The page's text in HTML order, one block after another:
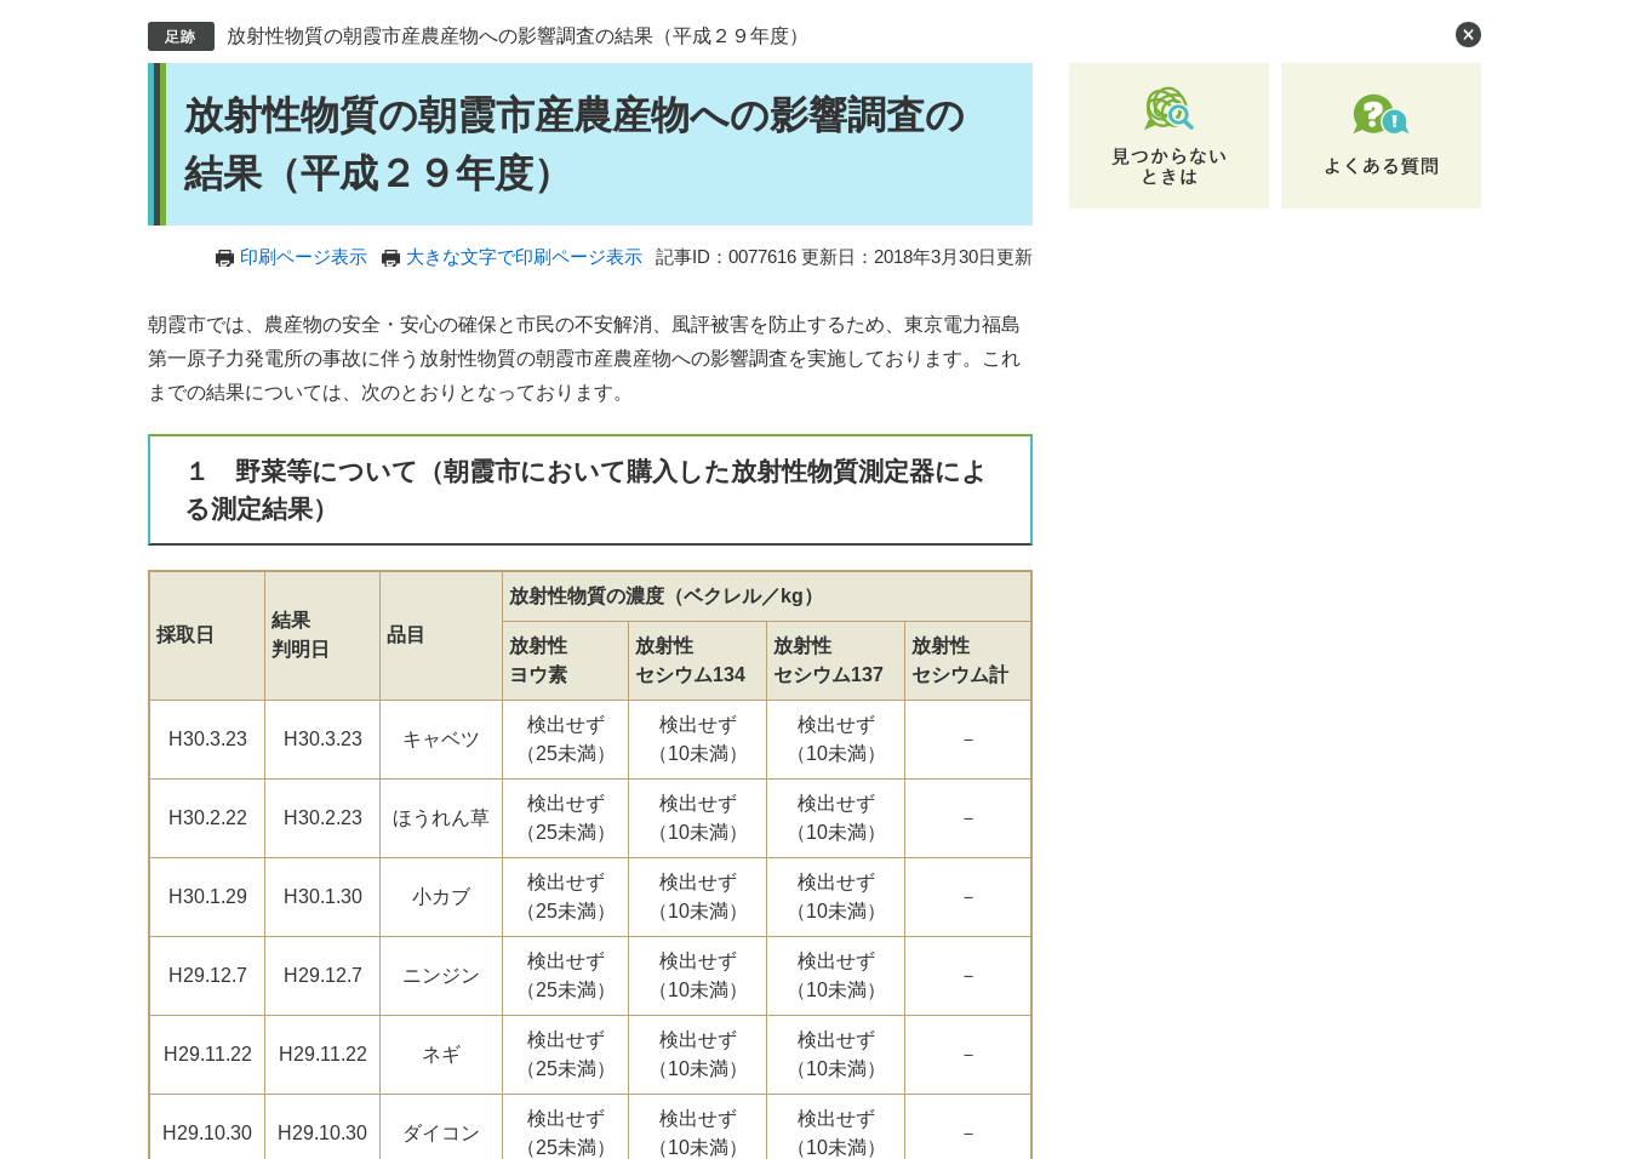
放射性物質の朝霞市産農産物への影響調査の結果（平成２９年度）
放射性物質の朝霞市産農産物への影響調査の
結果（平成２９年度）
印刷ページ表示 大きな文字で印刷ページ表示 記事ID：0077616 更新日：2018年3月30日更新
朝霞市では、農産物の安全・安心の確保と市民の不安解消、風評被害を防止するため、東京電力福島
第一原子力発電所の事故に伴う放射性物質の朝霞市産農産物への影響調査を実施しております。これ
までの結果については、次のとおりとなっております。
１ 野菜等について（朝霞市において購入した放射性物質測定器によ
る測定結果）
採取日
結果
判明日
品目
放射性物質の濃度（ベクレル／kg）
放射性
ヨウ素
放射性
セシウム134
放射性
セシウム137
放射性
セシウム計
H30.3.23 H30.3.23 キャベツ
検出せず
（25未満）
検出せず
（10未満）
検出せず
（10未満）
－
H30.2.22 H30.2.23 ほうれん草
検出せず
（25未満）
検出せず
（10未満）
検出せず
（10未満）
－
H30.1.29 H30.1.30 小カブ
検出せず
（25未満）
検出せず
（10未満）
検出せず
（10未満）
－
H29.12.7 H29.12.7 ニンジン
検出せず
（25未満）
検出せず
（10未満）
検出せず
（10未満）
－
H29.11.22 H29.11.22 ネギ
検出せず
（25未満）
検出せず
（10未満）
検出せず
（10未満）
－
H29.10.30 H29.10.30 ダイコン
検出せず
（25未満）
検出せず
（10未満）
検出せず
（10未満）
－